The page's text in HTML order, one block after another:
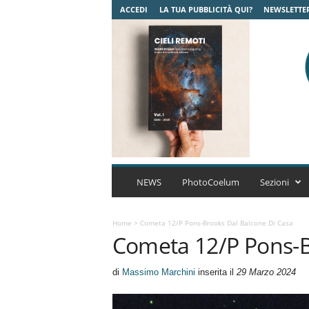
ACCEDI LA TUA PUBBLICITÀ QUI?
C
u
m
A
r
NEWS PhotoCoelum Sezioni
Home > Cometa 12/P Pons-Brooks Dal Balcone Di Casa
Cometa 12/P
di Massimo Marchini inserita il 29 Marzo 2024